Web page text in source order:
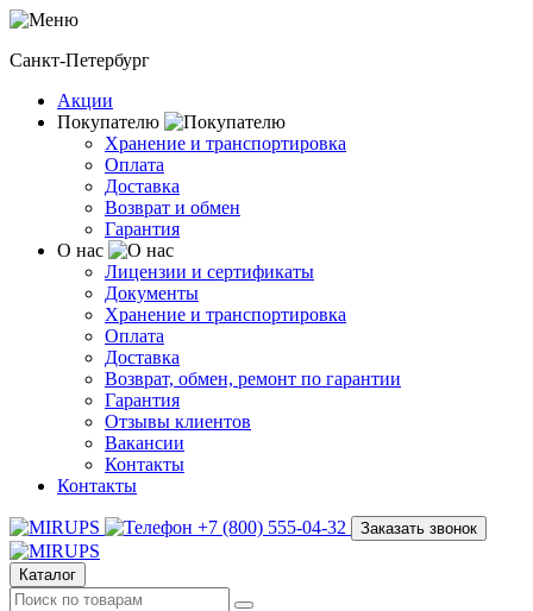
Санкт-Петербург
Акции
Покупателю
Хранение и транспортировка
Оплата
Доставка
Возврат и обмен
Гарантия
О нас
Лицензии и сертификаты
Документы
Хранение и транспортировка
Оплата
Доставка
Возврат, обмен, ремонт по гарантии
Гарантия
Отзывы клиентов
Вакансии
Контакты
Контакты
+7 (800) 555-04-32 Заказать звонок
Каталог